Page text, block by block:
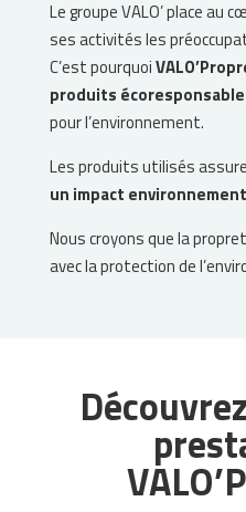
Le groupe VALO’ place au
ses activités les
C’est pourquoi
produits
pour l’environnement.
Les produits utilisés
un impact
Nous croyons que la
avec la protection de